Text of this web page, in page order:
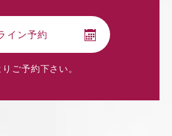
イン予約
りご予約下さい。